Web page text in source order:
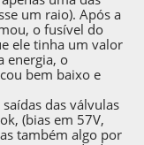
um raio). Após a
o fusível do
ele tinha um valor
energia, o
bem baixo e
das válvulas
(bias em 57V,
também algo por